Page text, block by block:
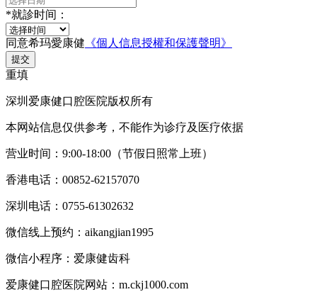
*就診时间：
同意希玛愛康健 《個人信息授權和保護聲明》
提交
重填
深圳爱康健口腔医院版权所有
本网站信息仅供参考，不能作为诊疗及医疗依据
营业时间：9:00-18:00（节假日照常上班）
香港电话：00852-62157070
深圳电话：0755-61302632
微信线上预约：aikangjian1995
微信小程序：爱康健齿科
爱康健口腔医院网站：m.ckj1000.com